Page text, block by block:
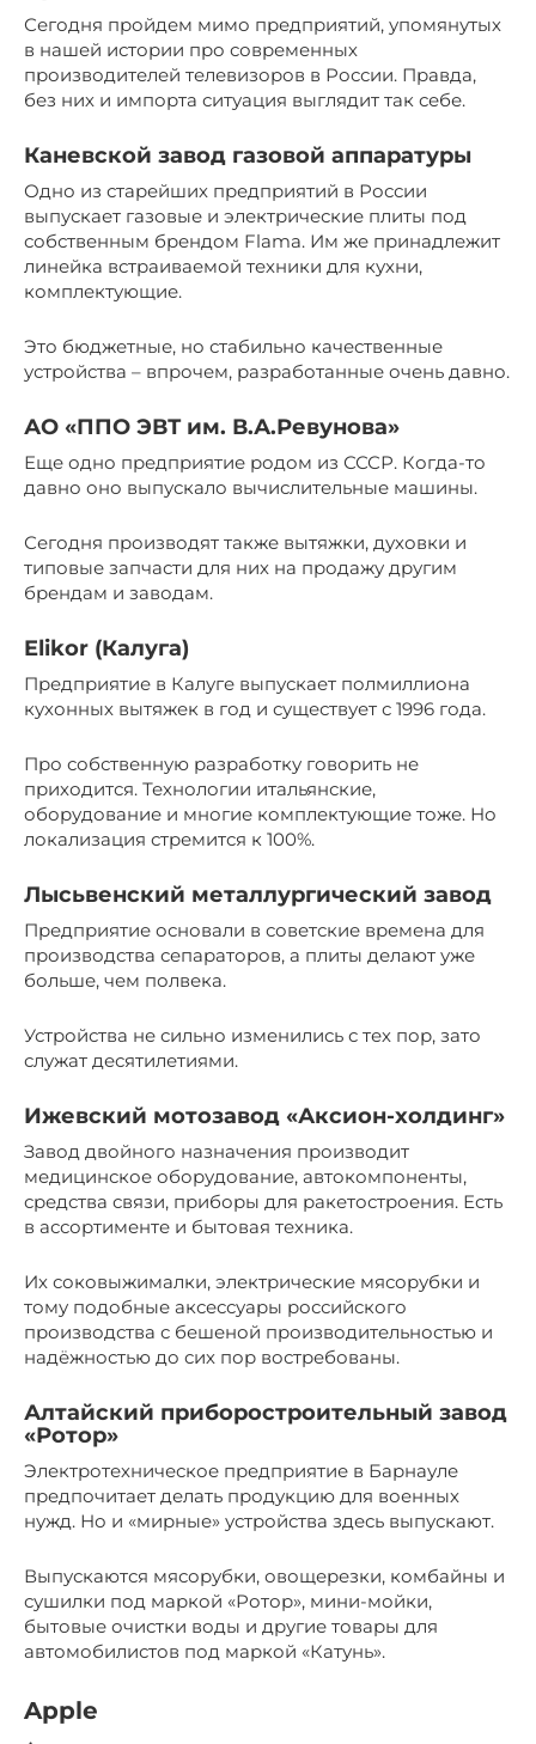
Сегодня пройдем мимо предприятий, упомянутых
в нашей истории про современных
производителей телевизоров в России. Правда,
без них и импорта ситуация выглядит так себе.
Каневской завод газовой аппаратуры
Одно из старейших предприятий в России
выпускает газовые и электрические плиты под
собственным брендом Flama. Им же принадлежит
линейка встраиваемой техники для кухни,
комплектующие.
Это бюджетные, но стабильно качественные
устройства – впрочем, разработанные очень давно.
АО «ППО ЭВТ им. В.А.Ревунова»
Еще одно предприятие родом из СССР. Когда-то
давно оно выпускало вычислительные машины.
Сегодня производят также вытяжки, духовки и
типовые запчасти для них на продажу другим
брендам и заводам.
Elikor (Калуга)
Предприятие в Калуге выпускает полмиллиона
кухонных вытяжек в год и существует с 1996 года.
Про собственную разработку говорить не
приходится. Технологии итальянские,
оборудование и многие комплектующие тоже. Но
локализация стремится к 100%.
Лысьвенский металлургический завод
Предприятие основали в советские времена для
производства сепараторов, а плиты делают уже
больше, чем полвека.
Устройства не сильно изменились с тех пор, зато
служат десятилетиями.
Ижевский мотозавод «Аксион-холдинг»
Завод двойного назначения производит
медицинское оборудование, автокомпоненты,
средства связи, приборы для ракетостроения. Есть
в ассортименте и бытовая техника.
Их соковыжималки, электрические мясорубки и
тому подобные аксессуары российского
производства с бешеной производительностью и
надёжностью до сих пор востребованы.
Алтайский приборостроительный завод
«Ротор»
Электротехническое предприятие в Барнауле
предпочитает делать продукцию для военных
нужд. Но и «мирные» устройства здесь выпускают.
Выпускаются мясорубки, овощерезки, комбайны и
сушилки под маркой «Ротор», мини-мойки,
бытовые очистки воды и другие товары для
автомобилистов под маркой «Катунь».
Apple